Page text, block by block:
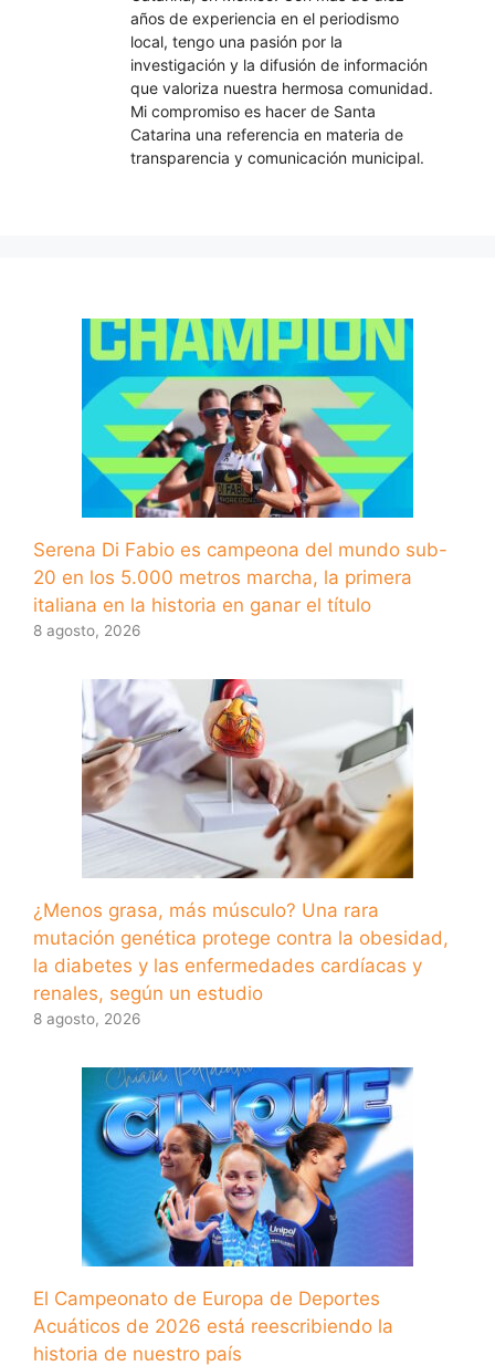
años de experiencia en el periodismo
local, tengo una pasión por la
investigación y la difusión de información
que valoriza nuestra hermosa comunidad.
Mi compromiso es hacer de Santa
Catarina una referencia en materia de
transparencia y comunicación municipal.
Serena Di Fabio es campeona del mundo sub-
20 en los 5.000 metros marcha, la primera
italiana en la historia en ganar el título
8 agosto, 2026
¿Menos grasa, más músculo? Una rara
mutación genética protege contra la obesidad,
la diabetes y las enfermedades cardíacas y
renales, según un estudio
8 agosto, 2026
El Campeonato de Europa de Deportes
Acuáticos de 2026 está reescribiendo la
historia de nuestro país